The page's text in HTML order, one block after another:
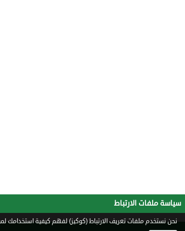
سياسة ملفات الارتباط
نحن نستخدم ملفات تعريف الارتباط (كوكيز) لفهم كيفية استخدامك